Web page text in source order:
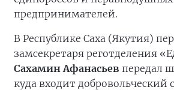
предпринимателей.
В Республике Саха (Якутия)
замсекретаря реготделения
Сахамин Афанасьев передал
куда входит добровольческий